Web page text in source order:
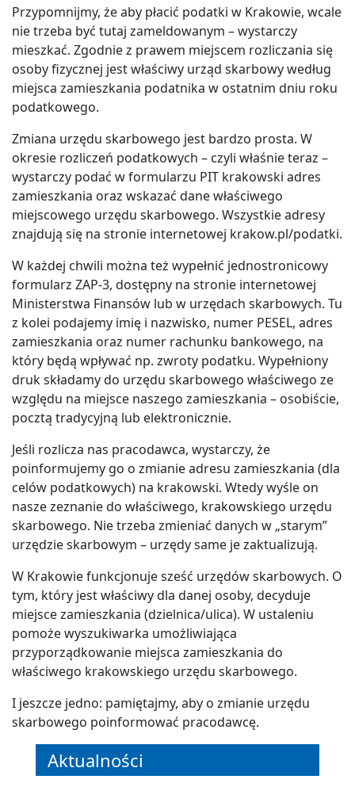
Przypomnijmy, że aby płacić podatki w Krakowie, wcale
nie trzeba być tutaj zameldowanym – wystarczy
mieszkać. Zgodnie z prawem miejscem rozliczania się
osoby fizycznej jest właściwy urząd skarbowy według
miejsca zamieszkania podatnika w ostatnim dniu roku
podatkowego.
Zmiana urzędu skarbowego jest bardzo prosta. W
okresie rozliczeń podatkowych – czyli właśnie teraz –
wystarczy podać w formularzu PIT krakowski adres
zamieszkania oraz wskazać dane właściwego
miejscowego urzędu skarbowego. Wszystkie adresy
znajdują się na stronie internetowej krakow.pl/podatki.
W każdej chwili można też wypełnić jednostronicowy
formularz ZAP-3, dostępny na stronie internetowej
Ministerstwa Finansów lub w urzędach skarbowych. Tu
z kolei podajemy imię i nazwisko, numer PESEL, adres
zamieszkania oraz numer rachunku bankowego, na
który będą wpływać np. zwroty podatku. Wypełniony
druk składamy do urzędu skarbowego właściwego ze
względu na miejsce naszego zamieszkania – osobiście,
pocztą tradycyjną lub elektronicznie.
Jeśli rozlicza nas pracodawca, wystarczy, że
poinformujemy go o zmianie adresu zamieszkania (dla
celów podatkowych) na krakowski. Wtedy wyśle on
nasze zeznanie do właściwego, krakowskiego urzędu
skarbowego. Nie trzeba zmieniać danych w „starym”
urzędzie skarbowym – urzędy same je zaktualizują.
W Krakowie funkcjonuje sześć urzędów skarbowych. O
tym, który jest właściwy dla danej osoby, decyduje
miejsce zamieszkania (dzielnica/ulica). W ustaleniu
pomoże wyszukiwarka umożliwiająca
przyporządkowanie miejsca zamieszkania do
właściwego krakowskiego urzędu skarbowego.
I jeszcze jedno: pamiętajmy, aby o zmianie urzędu
skarbowego poinformować pracodawcę.
Aktualności